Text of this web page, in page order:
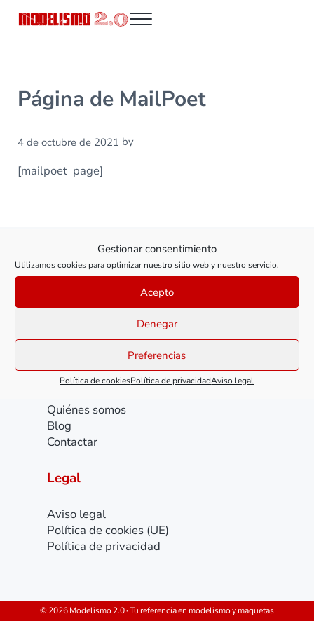
Gestionar consentimiento
Utilizamos cookies para optimizar nuestro sitio web y nuestro servicio.
Acepto
Denegar
Preferencias
Política de cookiesPolítica de privacidadAviso legal
Menu
Página de MailPoet
4 de octubre de 2021 by
[mailpoet_page]
YouTube Instagram
Quiénes somos
Blog
Contactar
Legal
Aviso legal
Política de cookies (UE)
Política de privacidad
© 2026 Modelismo 2.0 · Tu referencia en modelismo y maquetas